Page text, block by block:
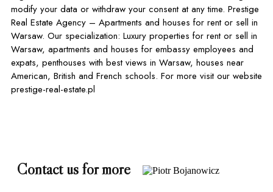
modify your data or withdraw your consent at any time. Prestige
Real Estate Agency – Apartments and houses for rent or sell in
Warsaw. Our specialization: Luxury properties for rent or sell in
Warsaw, apartments and houses for embassy employees and
expats, penthouses with best views in Warsaw, houses near
American, British and French schools. For more visit our website
prestige-real-estate.pl
Contact us for more